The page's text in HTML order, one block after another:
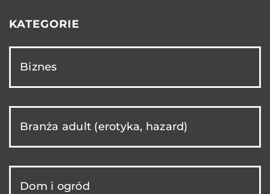
KATEGORIE
Biznes
Branża adult (erotyka, hazard)
Dom i ogród